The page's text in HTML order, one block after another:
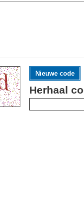
Nieuwe code
Herhaal